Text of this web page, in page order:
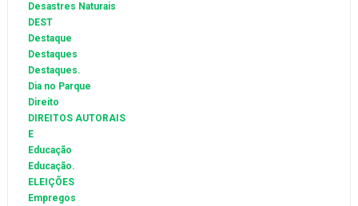
Desastres Naturais
DEST
Destaque
Destaques
Destaques.
Dia no Parque
Direito
DIREITOS AUTORAIS
E
Educação
Educação.
ELEIÇÕES
Empregos